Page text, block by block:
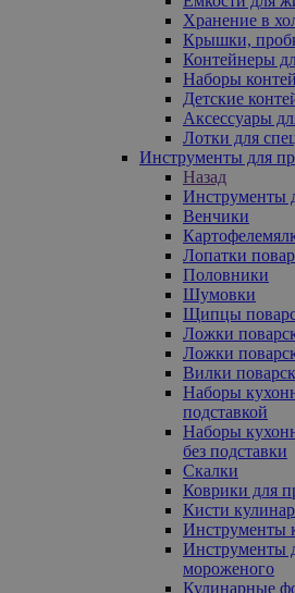
Хранение в
Крышки,
Контейнеры
Наборы
Детские
Аксессуары
Лотки для
Инструменты для
Назад
Инструменты
Венчики
Лопатки
Половники
Шумовки
Щипцы
Ложки
Ложки
Вилки
Наборы
подставкой
Наборы
без подставки
Скалки
Коврики для
Кисти
Инструменты
Инструменты
мороженого
Кулинарные